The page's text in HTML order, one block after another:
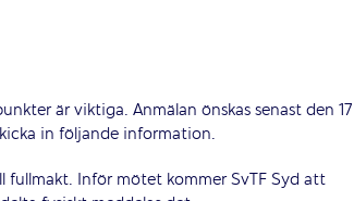
är viktiga. Anmälan önskas senast den 17
in följande information.
Inför mötet kommer SvTF Syd att